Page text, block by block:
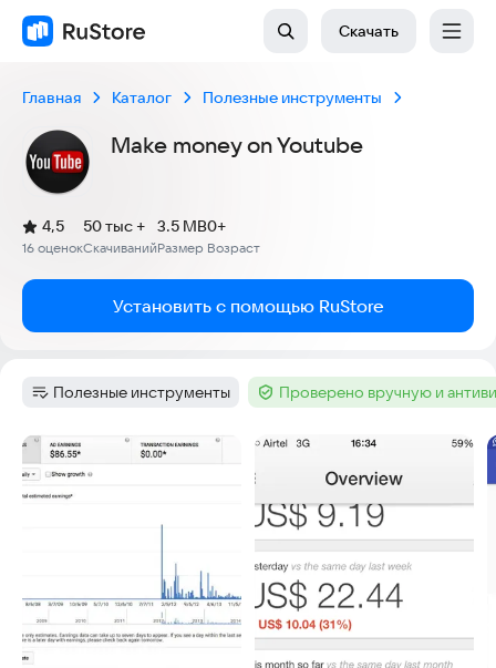
Скачать
Главная Каталог Полезные инструменты
Make money on Youtube
Рейтинг:
4,5
(
16 оценок
)
Скачиваний
50 тыс +
Размер
3.5 MB
Возраст
0+
Установить с помощью RuStore
Категория:
Полезные инструменты Тег :Проверено вручную и
Скриншоты